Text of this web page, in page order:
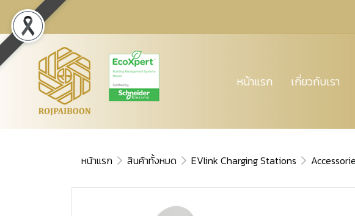
หน้าแรก เกี่ยวกับเรา
หน้าแรก สินค้าทั้งหมด EVlink Charging Stations